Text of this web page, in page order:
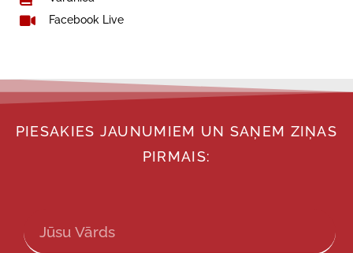
Facebook Live
PIESAKIES JAUNUMIEM UN SAŅEM ZIŅAS
PIRMAIS: